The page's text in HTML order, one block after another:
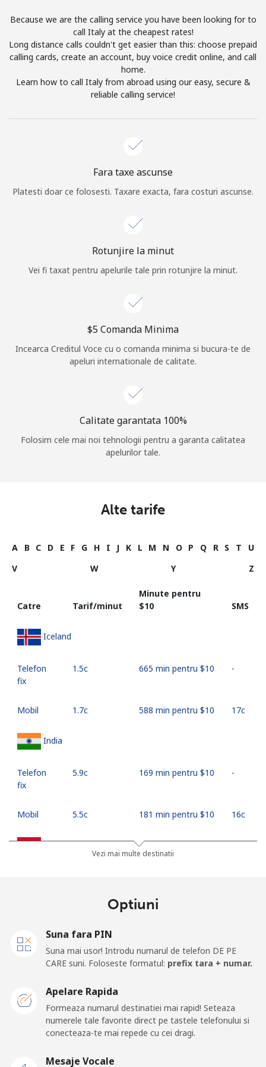
Log in
sau
Continua cu
Because we are the calling service you have been looking for to
call Italy at the cheapest rates!
Long distance calls couldn't get easier than this: choose prepaid
calling cards, create an account, buy voice credit online, and call
home.
Learn how to call Italy from abroad using our easy, secure &
reliable calling service!
Fara taxe ascunse
Platesti doar ce folosesti. Taxare exacta, fara costuri ascunse.
Rotunjire la minut
Vei fi taxat pentru apelurile tale prin rotunjire la minut.
⁦$5⁩ Comanda Minima
Incearca Creditul Voce cu o comanda minima si bucura-te de
apeluri internationale de calitate.
Calitate garantata 100%
Folosim cele mai noi tehnologii pentru a garanta calitatea
apelurilor tale.
Alte tarife
A B C D E F G H I J K L M N O P Q R S T
U
V
W Y Z
Catre Tarif/minut
Minute pentru
⁦$10⁩
SMS
Iceland
Telefon
fix
⁦1.5c⁩ 665 min pentru ⁦$10⁩ -
Mobil ⁦1.7c⁩ 588 min pentru ⁦$10⁩ ⁦17c⁩
India
Telefon
fix
⁦5.9c⁩ 169 min pentru ⁦$10⁩ -
Mobil ⁦5.5c⁩ 181 min pentru ⁦$10⁩ ⁦16c⁩
Indonesia
Mobil ⁦9.9c⁩ 101 min pentru ⁦$10⁩ -
Telefon
⁦36.5c⁩ 27 min pentru ⁦$10⁩ -
Vezi mai multe destinatii
Optiuni
Suna fara PIN
Suna mai usor! Introdu numarul de telefon DE PE
CARE suni. Foloseste formatul: prefix tara + numar.
Apelare Rapida
Formeaza numarul destinatiei mai rapid! Seteaza
numerele tale favorite direct pe tastele telefonului si
conecteaza-te mai repede cu cei dragi.
Mesaje Vocale